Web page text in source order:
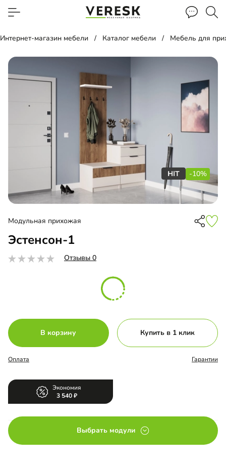
Интернет-магазин мебели Каталог мебели Мебель для
-10%
Модульная прихожая
Эстенсон-1
Отзывы 0
В корзину Купить в 1 клик
Оплата Гарантии
Экономия
3 540
Выбрать модули